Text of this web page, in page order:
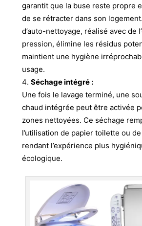
garantit que la buse reste propre
de se rétracter dans son
d’auto-nettoyage, réalisé avec de
pression, élimine les résidus
maintient une hygiène
usage.
Séchage intégré :
Une fois le lavage terminé, une
chaud intégrée peut être activée
zones nettoyées. Ce séchage
l’utilisation de papier toilette ou
rendant l’expérience plus
écologique.